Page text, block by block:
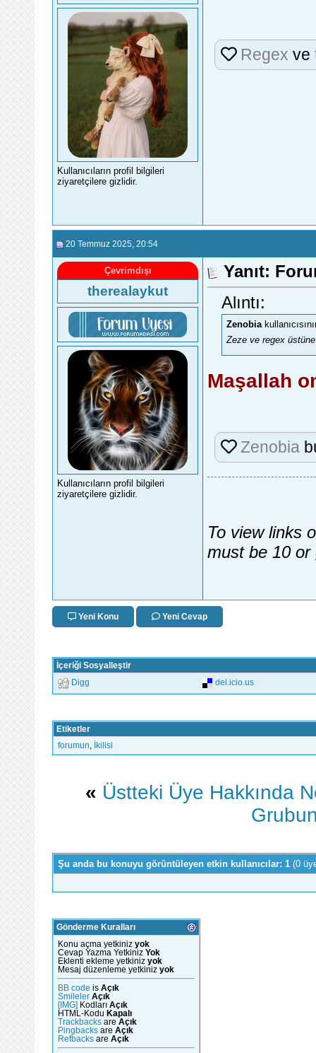
Kullanıcıların profil bilgileri
ziyaretçilere gizlidir.
Regex ve
20 Temmuz 2025 , 20:54
Çevrimdışı
therealaykut
Kullanıcıların profil bilgileri
ziyaretçilere gizlidir.
Yanıt:
Alıntı:
Zenobia
Zeze ve regex
Maşallah
Zenobia
To view links
must be 10 or
Yeni Konu Yeni Cevap
İçeriği Sosyalleştir
Digg del.icio.us
Etiketler
forumun
İkilisi
« Üstteki Üye Hakkında
Şu anda bu konuyu görüntüleyen etkin kullanıcılar: 1 (0
Gönderme Kuralları
Konu açma yetkiniz yok
Cevap Yazma Yetkiniz Yok
Eklenti ekleme yetkiniz yok
Mesaj düzenleme yetkiniz yok
BB code is Açık
Smileler Açık
[IMG] Kodları Açık
HTML-Kodu Kapalı
Trackbacks are Açık
Pingbacks are Açık
Refbacks are Açık